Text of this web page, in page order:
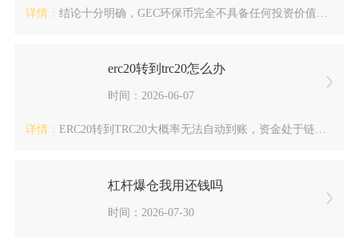
详情： 结论十分明确，GEC环保币完全不具备任何投资价值，无论短线抄...
erc20转到trc20怎么办
时间：2026-06-07
详情： ERC20转到TRC20大概率无法自动到账，资金处于链上锁定...
杠杆爆仓我用还钱吗
时间：2026-07-30